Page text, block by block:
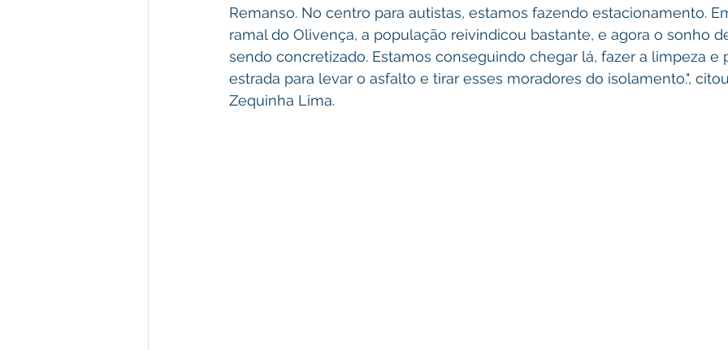
Remanso. No centro para autistas, estamos fazendo estacionamento.
ramal do Olivença, a população reivindicou bastante, e agora o sonho
sendo concretizado. Estamos conseguindo chegar lá, fazer a limpeza e
estrada para levar o asfalto e tirar esses moradores do isolamento.",
Zequinha Lima.